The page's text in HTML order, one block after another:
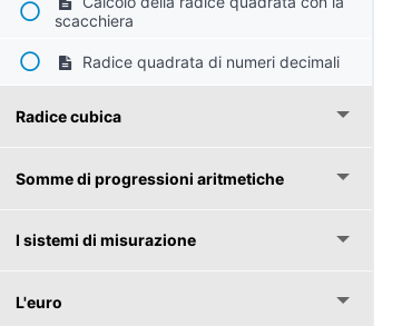
scacchiera
Radice quadrata di numeri decimali
Radice cubica
Somme di progressioni aritmetiche
I sistemi di misurazione
L'euro